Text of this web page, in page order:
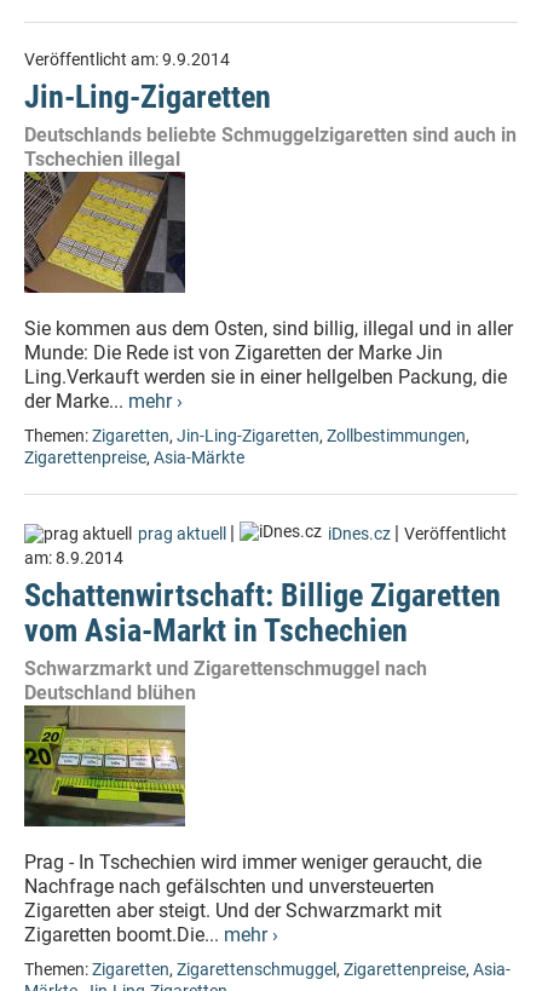
Veröffentlicht am:9.9.2014
Jin-Ling-Zigaretten
Deutschlands beliebte Schmuggelzigaretten sind auch in
Tschechien illegal
Sie kommen aus dem Osten, sind billig, illegal und in aller
Munde: Die Rede ist von Zigaretten der Marke Jin
Ling.Verkauft werden sie in einer hellgelben Packung, die
der Marke... mehr ›
Themen:Zigaretten, Jin-Ling-Zigaretten, Zollbestimmungen,
Zigarettenpreise, Asia-Märkte
prag aktuell | iDnes.cz | Veröffentlicht
am:8.9.2014
Schattenwirtschaft: Billige Zigaretten
vom Asia-Markt in Tschechien
Schwarzmarkt und Zigarettenschmuggel nach
Deutschland blühen
Prag - In Tschechien wird immer weniger geraucht, die
Nachfrage nach gefälschten und unversteuerten
Zigaretten aber steigt. Und der Schwarzmarkt mit
Zigaretten boomt.Die... mehr ›
Themen:Zigaretten, Zigarettenschmuggel, Zigarettenpreise, Asia-